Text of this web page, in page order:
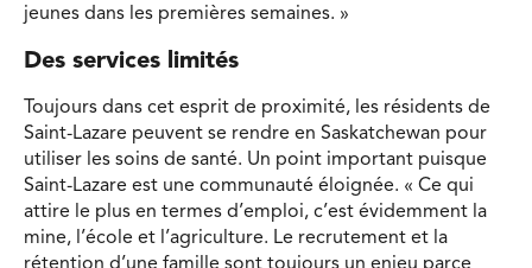
jeunes dans les premières semaines. »
Des services limités
Toujours dans cet esprit de proximité, les résidents de
Saint-Lazare peuvent se rendre en Saskatchewan pour
utiliser les soins de santé. Un point important puisque
Saint-Lazare est une communauté éloignée. « Ce qui
attire le plus en termes d’emploi, c’est évidemment la
mine, l’école et l’agriculture. Le recrutement et la
rétention d’une famille sont toujours un enjeu parce